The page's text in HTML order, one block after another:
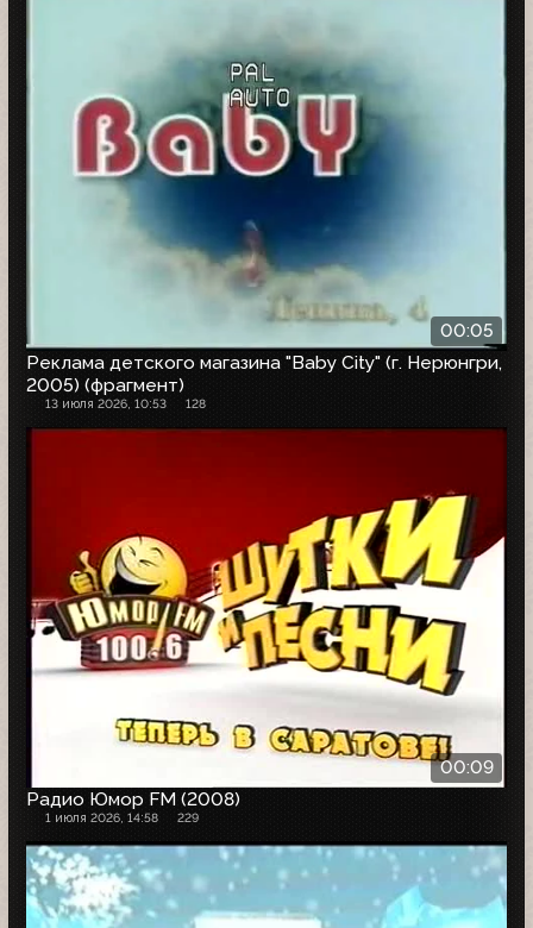
00:05
Реклама детского магазина "Baby City" (г. Нерюнгри,
2005) (фрагмент)
13 июля 2026, 10:53 128
00:09
Радио Юмор FM (2008)
1 июля 2026, 14:58 229